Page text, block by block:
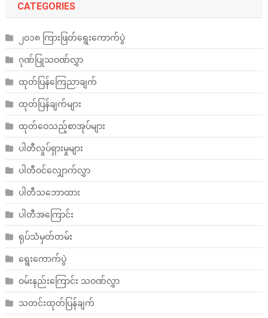
CATEGORIES
၂၀၁၈ ကြားဖြတ်ရွေးကောက်ပွဲ
ဂုဏ်ပြုသဝဏ်လွှာ
ထုတ်ပြန်ကြေညာချက်
ထုတ်ပြန်ချက်များ
ထုတ်ဝေသည့်စာအုပ်များ
ပါတီလှုပ်ရှားမှုများ
ပါတီဝင်လျှောက်လွှာ
ပါတီသဘောထား
ပါတီအကြောင်း
ရုပ်သံမှတ်တမ်း
ရွေးကောက်ပွဲ
ဝမ်းနည်းကြောင်း သဝဏ်လွှာ
သတင်းထုတ်ပြန်ချက်